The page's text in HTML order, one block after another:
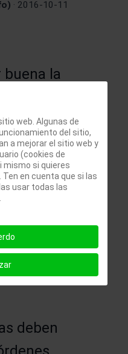
· 2016-10-11
buena la
que se
personas
órdenes a
que
de
3
estar
deben
web. Algunas de
del sitio,
a mejorar el sitio web y
(cookies de
mismo si quieres
en cuenta que si las
usar todas las